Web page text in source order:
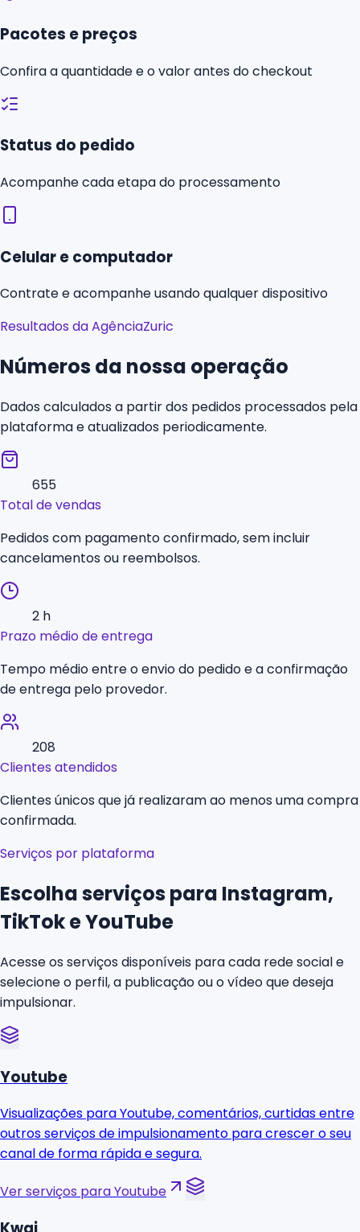
Pacotes e preços
Confira a quantidade e o valor antes do checkout
Status do pedido
Acompanhe cada etapa do processamento
Celular e computador
Contrate e acompanhe usando qualquer dispositivo
Resultados da AgênciaZuric
Números da nossa operação
Dados calculados a partir dos pedidos processados pela
plataforma e atualizados periodicamente.
655
Total de vendas
Pedidos com pagamento confirmado, sem incluir
cancelamentos ou reembolsos.
2 h
Prazo médio de entrega
Tempo médio entre o envio do pedido e a confirmação
de entrega pelo provedor.
208
Clientes atendidos
Clientes únicos que já realizaram ao menos uma compra
confirmada.
Serviços por plataforma
Escolha serviços para Instagram,
TikTok e YouTube
Acesse os serviços disponíveis para cada rede social e
selecione o perfil, a publicação ou o vídeo que deseja
impulsionar.
Youtube
Visualizações para Youtube, comentários, curtidas entre
outros serviços de impulsionamento para crescer o seu
canal de forma rápida e segura.
Ver serviços para Youtube